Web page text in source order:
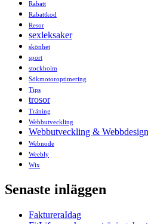
Rabatt
Rabattkod
Resor
sexleksaker
skönhet
sport
stockholm
Sökmotoroptimering
Tips
trosor
Träning
Webbutveckling
Webbutveckling & Webbdesign
Webnode
Weebly
Wix
Senaste inläggen
FaktureraIdag